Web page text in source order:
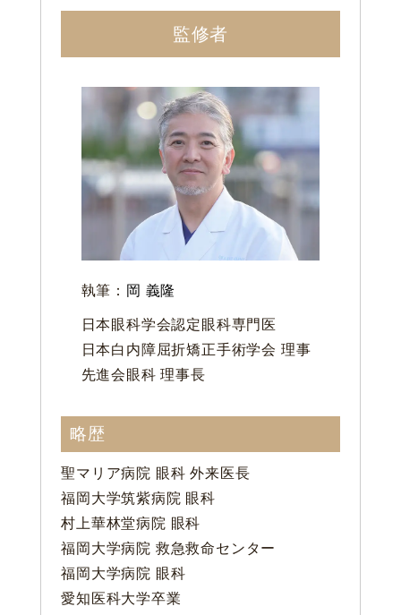
監修者
執筆： 岡 義隆
日本眼科学会認定眼科専門医
日本白内障屈折矯正手術学会 理事
先進会眼科 理事長
略歴
聖マリア病院 眼科 外来医長
福岡大学筑紫病院 眼科
村上華林堂病院 眼科
福岡大学病院 救急救命センター
福岡大学病院 眼科
愛知医科大学卒業